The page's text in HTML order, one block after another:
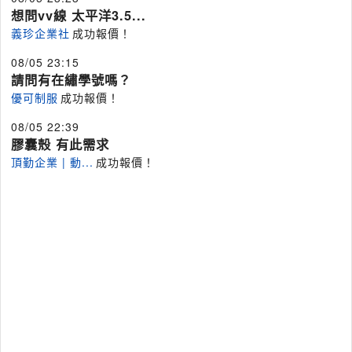
想問vv線 太平洋3.5...
義珍企業社 成功報價！
08/05 23:15
請問有在繡學號嗎？
優可制服 成功報價！
08/05 22:39
膠囊殼 有此需求
頂勤企業 | 動... 成功報價！